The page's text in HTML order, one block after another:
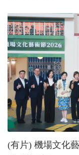
(有片) 機場文化